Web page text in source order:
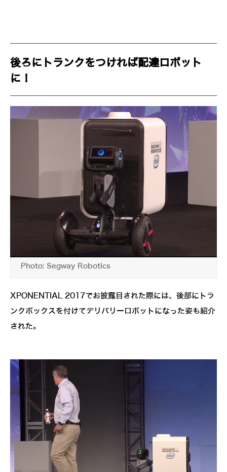
後ろにトランクをつければ配達ロボット
に！
Photo: Segway Robotics
XPONENTIAL 2017でお披露目された際には、後部にトラ
ンクボックスを付けてデリバリーロボットになった姿も紹介
された。